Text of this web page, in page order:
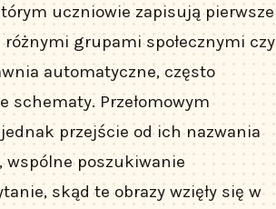
uczniowie zapisują pierwsze
różnymi grupami społecznymi czy
automatyczne, często
schematy. Przełomowym
przejście od ich nazwania
wspólne poszukiwanie
skąd te obrazy wzięły się w